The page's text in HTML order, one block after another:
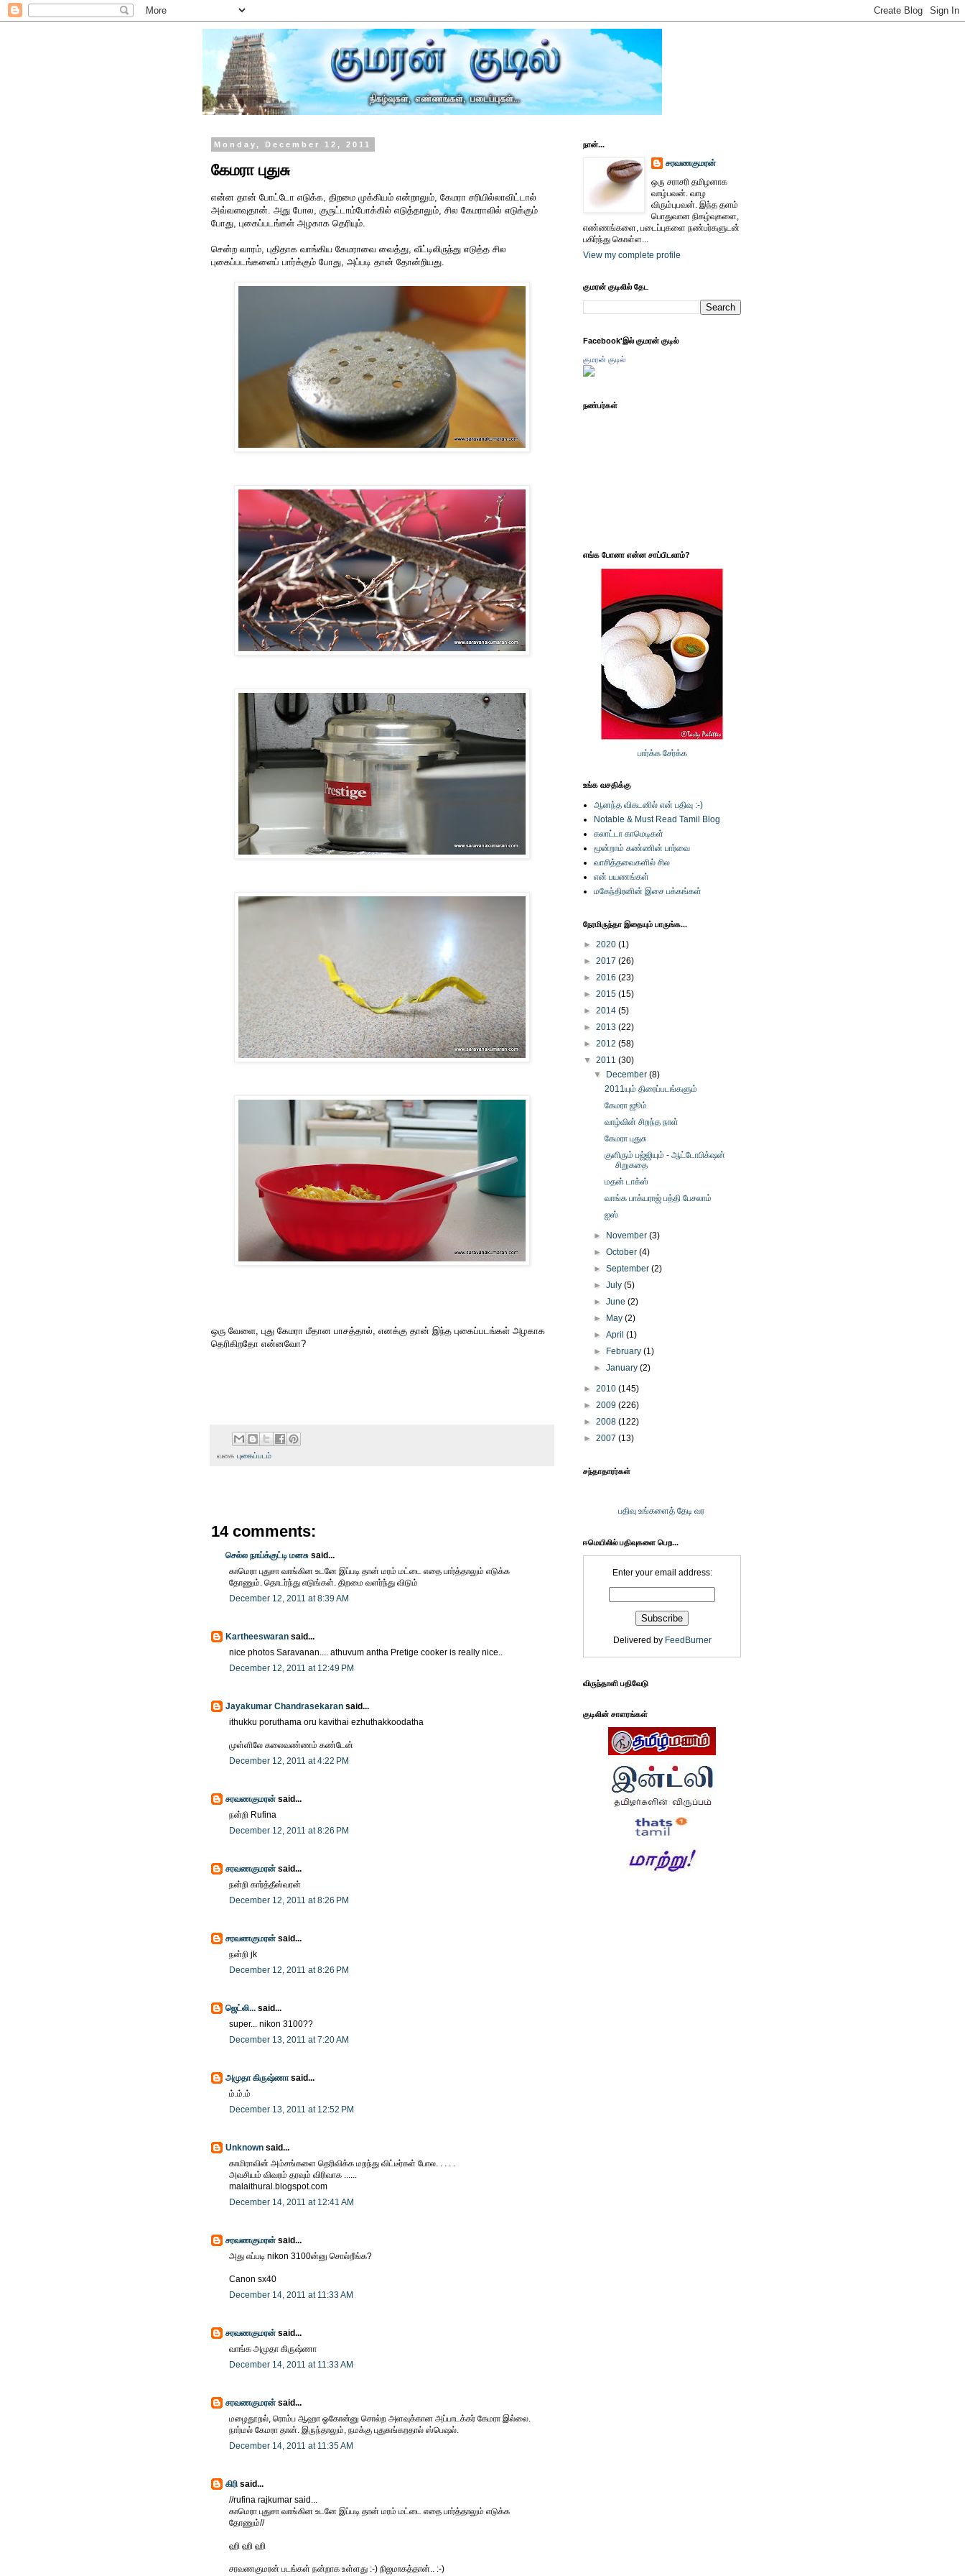
Monday, December 12, 2011
கேமரா புதுசு
என்ன தான் போட்டோ எடுக்க, திறமை முக்கியம் என்றாலும், கேமரா சரியில்லாவிட்டால்
அவ்வளவுதான். அது போல, குருட்டாம்போக்கில் எடுத்தாலும், சில கேமராவில் எடுக்கும்
போது, புகைப்படங்கள் அழகாக தெரியும்.
சென்ற வாரம், புதிதாக வாங்கிய கேமராவை வைத்து, வீட்டிலிருந்து எடுத்த சில
புகைப்படங்களைப் பார்க்கும் போது, அப்படி தான் தோன்றியது.
ஒரு வேளை, புது கேமரா மீதான பாசத்தால், எனக்கு தான் இந்த புகைப்படங்கள் அழகாக
தெரிகிறதோ என்னவோ?
வகை புகைப்படம்
14 comments:
செல்ல நாய்க்குட்டி மனசு said...
காமெரா புதுசா வாங்கின உடனே இப்படி தான் மரம் மட்டை எதை பார்த்தாலும் எடுக்க
தோணும். தொடர்ந்து எடுங்கள். திறமை வளர்ந்து விடும்
December 12, 2011 at 8:39 AM
Kartheeswaran said...
nice photos Saravanan.... athuvum antha Pretige cooker is really nice..
December 12, 2011 at 12:49 PM
Jayakumar Chandrasekaran said...
ithukku poruthama oru kavithai ezhuthakkoodatha
முள்ளிலே கலைவண்ணம் கண்டேன்
December 12, 2011 at 4:22 PM
சரவணகுமரன் said...
நன்றி Rufina
December 12, 2011 at 8:26 PM
சரவணகுமரன் said...
நன்றி கார்த்தீஸ்வரன்
December 12, 2011 at 8:26 PM
சரவணகுமரன் said...
நன்றி jk
December 12, 2011 at 8:26 PM
ஜெட்லி... said...
super... nikon 3100??
December 13, 2011 at 7:20 AM
அமுதா கிருஷ்ணாsaid...
ம்.ம்.ம்
December 13, 2011 at 12:52 PM
Unknown said...
காமிராவின் அம்சங்களை தெரிவிக்க மறந்து விட்டீர்கள் போல. . . . .
அவசியம் விவரம் தரவும் விரிவாக ......
malaithural.blogspot.com
December 14, 2011 at 12:41 AM
சரவணகுமரன் said...
அது எப்படி nikon 3100ன்னு சொல்றீங்க?
Canon sx40
December 14, 2011 at 11:33 AM
சரவணகுமரன் said...
வாங்க அமுதா கிருஷ்ணா
December 14, 2011 at 11:33 AM
சரவணகுமரன் said...
மழைதூறல், ரொம்ப ஆஹா ஓகோன்னு சொல்ற அளவுக்கான அப்பாடக்கர் கேமரா இல்லை.
நார்மல் கேமரா தான். இருந்தாலும், நமக்கு புதுசுங்கறதால் ஸ்பெஷல்.
December 14, 2011 at 11:35 AM
கிரி said...
//rufina rajkumar said...
காமெரா புதுசா வாங்கின உடனே இப்படி தான் மரம் மட்டை எதை பார்த்தாலும் எடுக்க
தோணும்//
ஹி ஹி ஹி
சரவணகுமரன் படங்கள் நன்றாக உள்ளது :-) நிஜமாகத்தான்.. :-)
நான்...
சரவணகுமரன்
ஒரு சராசரி தமிழனாக
வாழ்பவன். வாழ
விரும்புபவன். இந்த தளம்
பொதுவான நிகழ்வுகளை,
எண்ணங்களை, படைப்புகளை நண்பர்களுடன்
பகிர்ந்து கொள்ள...
View my complete profile
குமரன் குடிலில் தேட
Facebook'இல் குமரன் குடில்
குமரன் குடில்
நண்பர்கள்
எங்க போனா என்ன சாப்பிடலாம்?
பார்க்க சேர்க்க
உங்க வசதிக்கு
ஆனந்த விகடனில் என் பதிவு :-)
Notable & Must Read Tamil Blog
கலாட்டா காமெடிகள்
மூன்றாம் கண்ணின் பார்வை
வாசித்தவைகளில் சில
என் பயணங்கள்
மகேந்திரனின் இசை பக்கங்கள்
நேரமிருந்தா இதையும் பாருங்க...
► 2020 (1)
► 2017 (26)
► 2016 (23)
► 2015 (15)
► 2014 (5)
► 2013 (22)
► 2012 (58)
▼ 2011 (30)
▼
December(8)
2011யும் திரைப்படங்களும்
கேமரா ஜூம்
வாழ்வின் சிறந்த நாள்
கேமரா புதுசு
குளிரும் பஜ்ஜியும் - ஆட்டோபிக்‌ஷன்
சிறுகதை
மதன் டாக்ஸ்
வாங்க பாக்யராஜ் பத்தி பேசலாம்
ஐஸ்
► November(3)
►October(4)
►September(2)
►July(5)
►June(2)
►
May(2)
►April(1)
►
February(1)
►January(2)
► 2010 (145)
► 2009 (226)
► 2008 (122)
► 2007 (13)
சந்தாதாரர்கள்
பதிவு உங்களைத் தேடி வர
ஈமெயிலில் பதிவுகளை பெற...
Enter your email address:
Delivered by FeedBurner
விருந்தாளி பதிவேடு
குடிலின் சாளரங்கள்